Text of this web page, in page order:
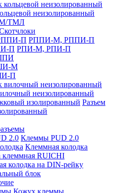
неизолированный
ТМЛ
РППИ-М, РППИ-П
РПИ-М, РПИ-П
М
П
неизолированный
Разъем
Клеммы PUD 2.0
Клеммная колодка
клеммная RUICHI
колодка на DIN-рейку
блок
Кожух клеммы